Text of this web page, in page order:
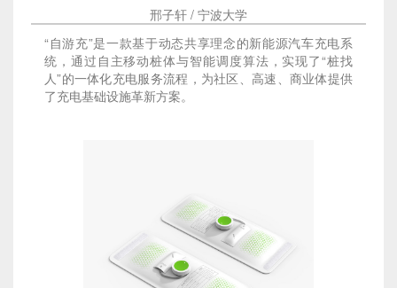
邢子轩 / 宁波大学
“自游充”是一款基于动态共享理念的新能源汽车充电系
统，通过自主移动桩体与智能调度算法，实现了“桩找
人”的一体化充电服务流程，为社区、高速、商业体提供
了充电基础设施革新方案。